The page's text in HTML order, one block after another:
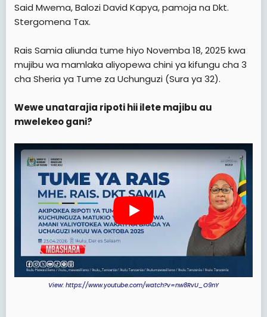
Said Mwema, Balozi David Kapya, pamoja na Dkt.
Stergomena Tax.
Rais Samia aliunda tume hiyo Novemba 18, 2025 kwa
mujibu wa mamlaka aliyopewa chini ya kifungu cha 3
cha Sheria ya Tume za Uchunguzi (Sura ya 32).
Wewe unatarajia ripoti hii ilete majibu au
mwelekeo gani?
View: https://www.youtube.com/watch?v=nw8RvU_O9nY